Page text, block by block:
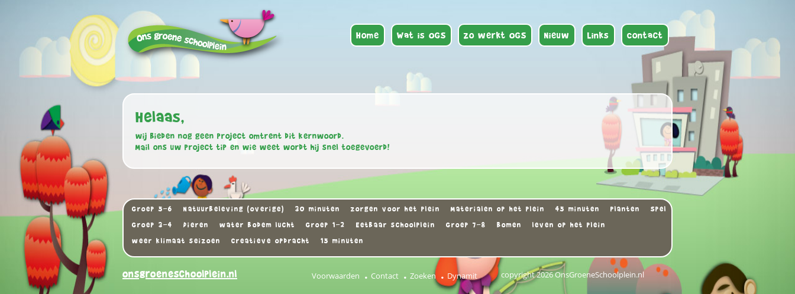
Home Wat is OGS Zo werkt OGS Nieuw Links Contact
Helaas,
wij bieden nog geen project omtrent dit kernwoord.
Mail ons uw project tip en wie weet wordt hij snel toegevoerd!
Groep 5-6 Natuurbeleving (overige) 30 minuten zorgen voor het plein Materialen op het plein 45 minuten Planten
Spel
Groep 3-4
Dieren water bodem lucht Groep 1-2 Eetbaar schoolplein Groep 7-8 Bomen
leven op het plein
weer klimaat seizoen
Creatieve opdracht 15 minuten
onsgroeneschoolplein.nl Voorwaarden Contact Zoeken Dynamit copyright 2026 OnsGroeneSchoolplein.nl